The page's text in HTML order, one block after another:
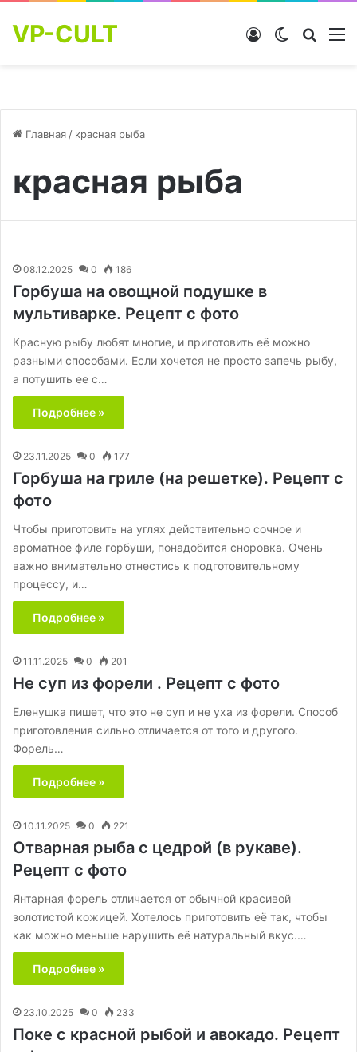
VP-CULT Switch skin
Войти
Главная / красная рыба
красная рыба
08.12.2025 0 186
Горбуша на овощной подушке в
мультиварке. Рецепт с фото
Красную рыбу любят многие, и приготовить её можно
разными способами. Если хочется не просто запечь рыбу,
а потушить ее с…
Подробнее »
23.11.2025 0 177
Горбуша на гриле (на решетке). Рецепт с
фото
Чтобы приготовить на углях действительно сочное и
ароматное филе горбуши, понадобится сноровка. Очень
важно внимательно отнестись к подготовительному
процессу, и…
Подробнее »
11.11.2025 0 201
Не суп из форели . Рецепт с фото
Еленушка пишет, что это не суп и не уха из форели. Способ
приготовления сильно отличается от того и другого.
Форель…
Подробнее »
10.11.2025 0 221
Отварная рыба с цедрой (в рукаве).
Рецепт с фото
Янтарная форель отличается от обычной красивой
золотистой кожицей. Хотелось приготовить её так, чтобы
как можно меньше нарушить её натуральный вкус.…
Подробнее »
23.10.2025 0 233
Поке с красной рыбой и авокадо. Рецепт